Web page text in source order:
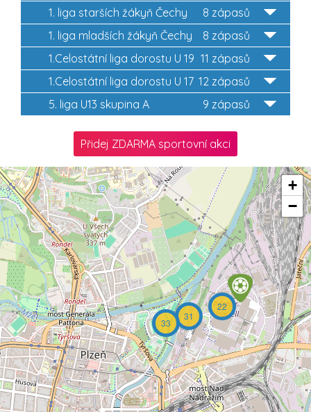
8 zápasů
1. liga starších žákyň Čechy
8 zápasů
1. liga mladších žákyň Čechy
11 zápasů
1.Celostátní liga dorostu U 19
12 zápasů
1.Celostátní liga dorostu U 17
9 zápasů
5. liga U13 skupina A
Přidej ZDARMA sportovní akci
22
31
33
+
−